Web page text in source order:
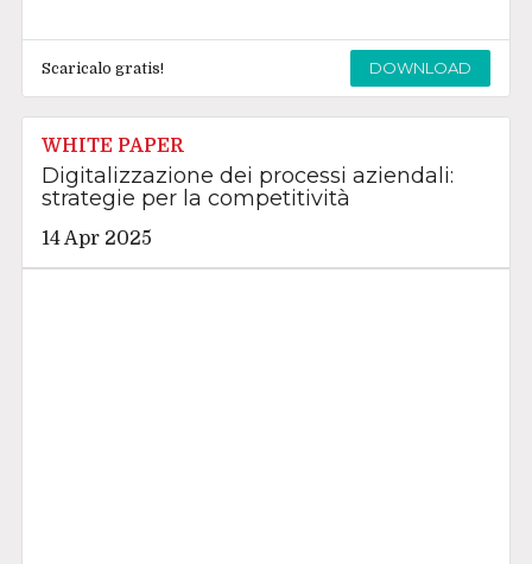
Scaricalo gratis! DOWNLOAD
WHITE PAPER
Digitalizzazione dei processi aziendali:
strategie per la competitività
14 Apr 2025